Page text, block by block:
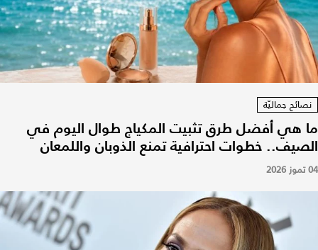
نصائح جماليّة
ما هي أفضل طرق تثبيت المكياج طوال اليوم في
الصيف.. خطوات احترافية تمنع الذوبان واللمعان
04 تموز 2026